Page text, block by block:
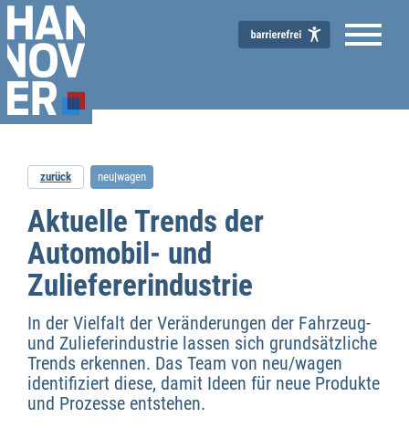
zurück neu|wagen
Aktuelle Trends der
Automobil- und
Zuliefererindustrie
In der Vielfalt der Veränderungen der Fahrzeug-
und Zulieferindustrie lassen sich grundsätzliche
Trends erkennen. Das Team von neu/wagen
identifiziert diese, damit Ideen für neue Produkte
und Prozesse entstehen.